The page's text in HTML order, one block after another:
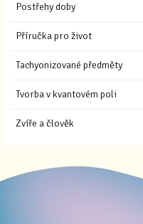
Postřehy doby
Příručka pro život
Tachyonizované předměty
Tvorba v kvantovém poli
Zvíře a člověk